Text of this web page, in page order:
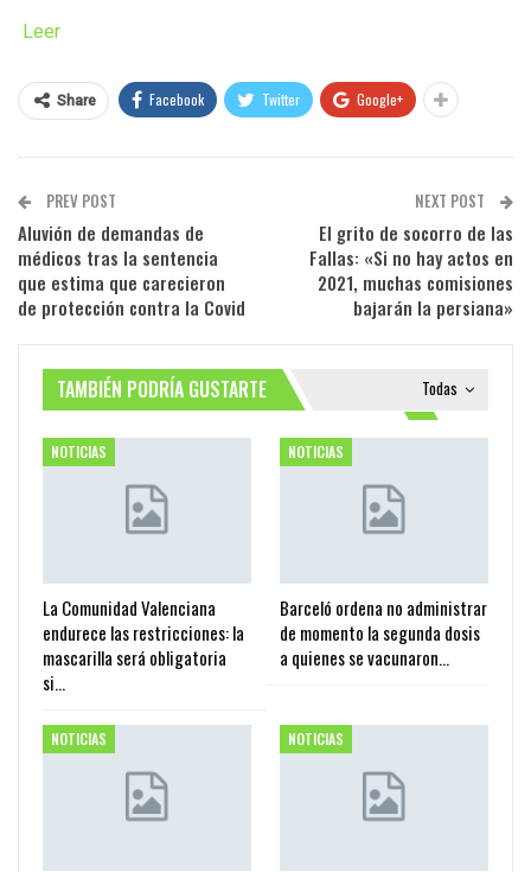
Leer
Share Facebook Twitter Google+
PREV POST
Aluvión de demandas de
médicos tras la sentencia
que estima que carecieron
de protección contra la Covid
NEXT POST
El grito de socorro de las
Fallas: «Si no hay actos en
2021, muchas comisiones
bajarán la persiana»
Todas
TAMBIÉN PODRÍA GUSTARTE
NOTICIAS
La Comunidad Valenciana
endurece las restricciones: la
mascarilla será obligatoria
si…
NOTICIAS
Barceló ordena no administrar
de momento la segunda dosis
a quienes se vacunaron…
NOTICIAS NOTICIAS